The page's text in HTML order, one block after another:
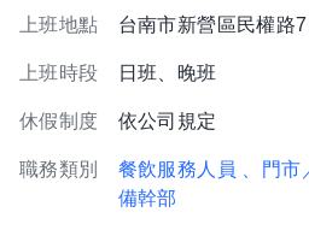
上班地點 台南市新營區民權路
上班時段 日班、晚班
休假制度 依公司規定
職務類別 餐飲服務人員 、門
備幹部